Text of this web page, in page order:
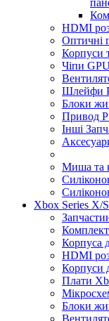
HDMI
Оптичні
Корпуси
Чіпи
Шлейфи
Блоки
Привод
Інші
Миша та
Xbox Series X/S
Корпуса
HDMI
Корпуси
Плати
Блоки